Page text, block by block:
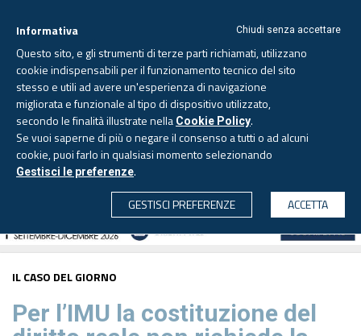
CERCA
Lunedì, 10 agosto 2026 - Aggiornato alle 6.00
IL CASO DEL GIORNO
Per l’IMU la costituzione del
Chiudi senza accettare
Informativa
Questo sito, e gli strumenti di terze parti richiamati, utilizzano
cookie indispensabili per il funzionamento tecnico del sito
stesso e utili ad avere un'esperienza di navigazione
migliorata e funzionale al tipo di dispositivo utilizzato,
secondo le finalità illustrate nella Cookie Policy.
Se vuoi saperne di più o negare il consenso a tutti o ad alcuni
cookie, puoi farlo in qualsiasi momento selezionando
Gestisci le preferenze.
GESTISCI PREFERENZE
ACCETTA